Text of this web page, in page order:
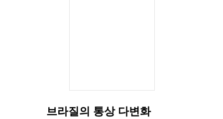
브라질의 통상 다변화